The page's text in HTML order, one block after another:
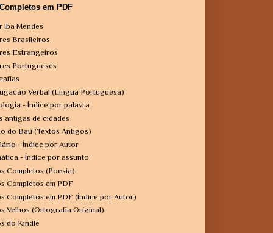
em PDF
Iba Mendes
Brasileiros
Estrangeiros
Portugueses
Verbal (Língua Portuguesa)
- Índice por palavra
antigas de cidades
do Baú (Textos Antigos)
- Índice por Autor
- Índice por assunto
Completos (Poesia)
Completos em PDF
Completos em PDF (Índice por Autor)
Velhos (Ortografia Original)
do Kindle